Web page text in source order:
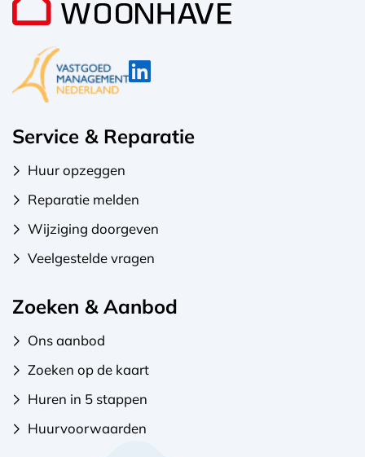
Service & Reparatie
Huur opzeggen
Reparatie melden
Wijziging doorgeven
Veelgestelde vragen
Zoeken & Aanbod
Ons aanbod
Zoeken op de kaart
Huren in 5 stappen
Huurvoorwaarden